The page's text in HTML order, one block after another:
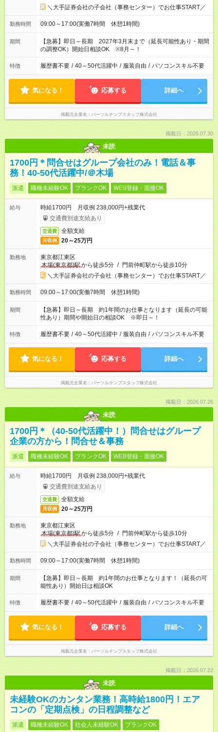
＼大手証券会社の子会社（事務センター）でお仕事START／
勤務時間 09:00～17:00(実働7時間 休憩1時間)
期間
【急募】即日～長期 2027年3月末まで（延長可能性あり・期間
の調整OK）開始日相談OK ※8月～！
特徴 履歴書不要 / 40～50代活躍中 / 服装自由 / パソコンスキル不要
気になる！ 応募する 詳細へ
掲載元企業名 パーソルテンプスタッフ株式会社
掲載日：2026.07.30
未読
1700円＊問合せはグループ会社のみ！電話＆事
務！40-50代活躍中/＠木場
派遣 職種未経験OK ブランクOK WEB登録・面接OK
給与
時給1700円 月収例 238,000円+残業代
交通費別途支給あり
交通費 全額支給
月収例 20～25万円
勤務地
東京都江東区
木場(東京都)駅から徒歩5分 / 門前仲町駅から徒歩10分
＼大手証券会社の子会社（事務センター）でお仕事START／
勤務時間 09:00～17:00(実働7時間 休憩1時間)
期間
【急募】即日～長期 約1年間のお仕事となります（延長の可能
性あり）期間や開始日の相談OK ※即日～！
特徴 履歴書不要 / 40～50代活躍中 / 服装自由 / パソコンスキル不要
気になる！ 応募する 詳細へ
掲載元企業名 パーソルテンプスタッフ株式会社
掲載日：2026.07.26
未読
1700円＊（40-50代活躍中！）問合せはグループ
企業の方から！問合せ＆事務
派遣 職種未経験OK ブランクOK WEB登録・面接OK
給与
時給1700円 月収例 238,000円+残業代
交通費別途支給あり
交通費 全額支給
月収例 20～25万円
勤務地
東京都江東区
木場(東京都)駅から徒歩5分 / 門前仲町駅から徒歩10分
＼大手証券会社の子会社（事務センター）でお仕事START／
勤務時間 09:00～17:00(実働7時間 休憩1時間)
期間
【急募】即日～長期 約1年間のお仕事となります！（延長の可
能性あり）開始日は相談OK
特徴 履歴書不要 / 40～50代活躍中 / 服装自由 / パソコンスキル不要
気になる！ 応募する 詳細へ
掲載元企業名 パーソルテンプスタッフ株式会社
掲載日：2026.07.22
未読
未経験OKのカンタン業務！高時給1800円！エア
コンの「定期点検」の日程調整など
派遣 職種未経験OK 社会人未経験OK
ブランクOK